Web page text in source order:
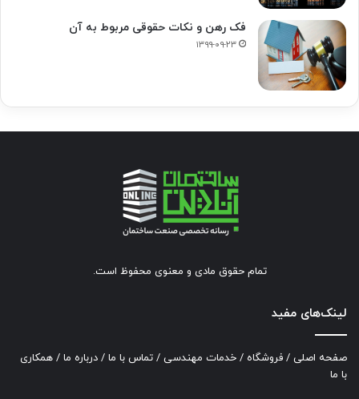
فک‌ رهن و نکات حقوقی مربوط به آن
۱۳۹۹-۰۹-۲۳
تمام حقوق مادی و معنوی محفوظ است.
لینک‌های مفید
صفحه اصلی / فروشگاه / خدمات مهندسی / تماس با ما / درباره ما / همکاری
با ما